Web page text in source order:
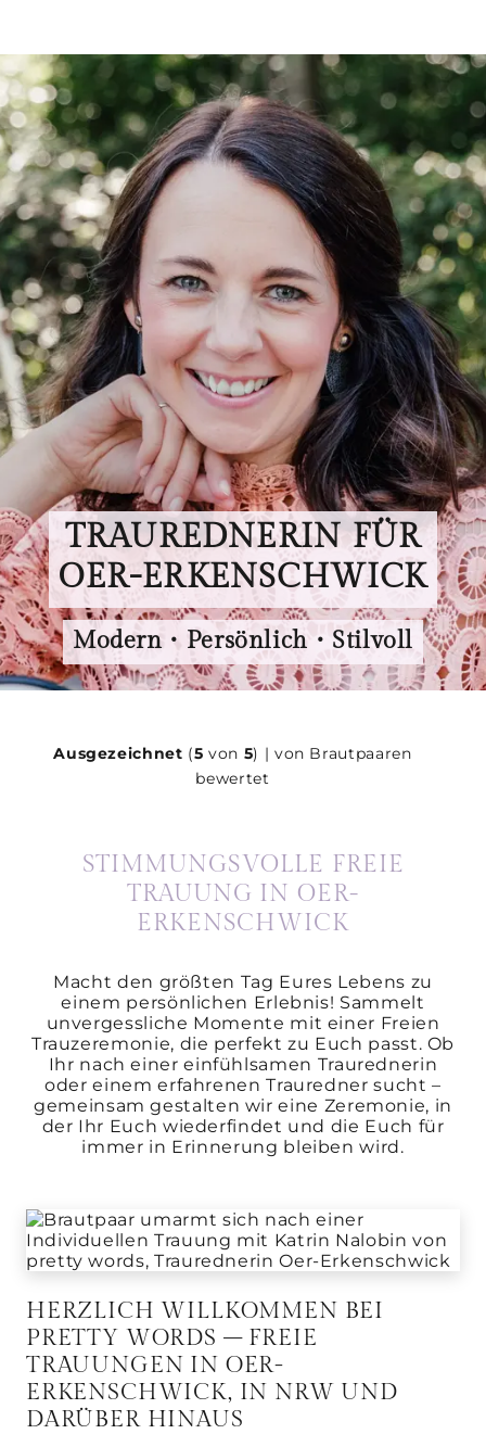
TRAUREDNERIN FÜR
OER-ERKENSCHWICK
Modern • Persönlich • Stilvoll
Ausgezeichnet (5 von 5) | von Brautpaaren
bewertet
STIMMUNGSVOLLE FREIE
TRAUUNG IN OER-
ERKENSCHWICK
Macht den größten Tag Eures Lebens zu
einem persönlichen Erlebnis! Sammelt
unvergessliche Momente mit einer Freien
Trauzeremonie, die perfekt zu Euch passt. Ob
Ihr nach einer einfühlsamen Traurednerin
oder einem erfahrenen Trauredner sucht –
gemeinsam gestalten wir eine Zeremonie, in
der Ihr Euch wiederfindet und die Euch für
immer in Erinnerung bleiben wird.
HERZLICH WILLKOMMEN BEI
PRETTY WORDS – FREIE
TRAUUNGEN IN OER-
ERKENSCHWICK, IN NRW UND
DARÜBER HINAUS